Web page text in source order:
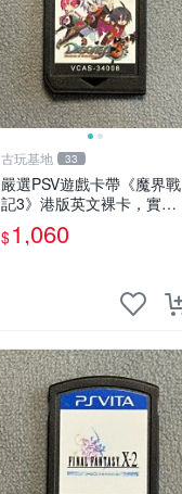
古玩基地 33
嚴選PSV遊戲卡帶《魔界戰
記3》港版英文裸卡，實測
暢玩無障礙，限索尼PSV機
器運行 psv 港版 魔界戰記3
$1,060